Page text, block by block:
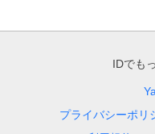
IDでも
プライバシーポリ